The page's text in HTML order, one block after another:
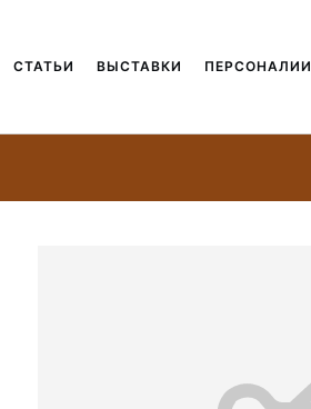
СТАТЬИ ВЫСТАВКИ ПЕРСОНАЛИИ